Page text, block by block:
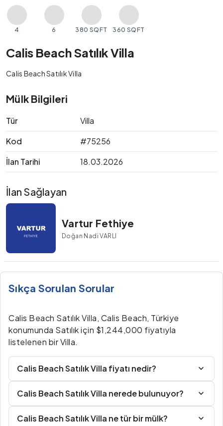
4 6 380 SQFT 360 SQFT
Calis Beach Satılık Villa
Calis Beach Satılık Villa
Mülk Bilgileri
Tür
Villa
Kod
#75256
İlan Tarihi
18.03.2026
İlan Sağlayan
Vartur Fethiye
Doğan Nadi VARLI
Sıkça Sorulan Sorular
Calis Beach Satılık Villa, Calis Beach, Türkiye
konumunda Satılık için $1,244,000 fiyatıyla
listelenen bir Villa.
Calis Beach Satılık Villa fiyatı nedir?
Calis Beach Satılık Villa nerede bulunuyor?
Calis Beach Satılık Villa ne tür bir mülk?